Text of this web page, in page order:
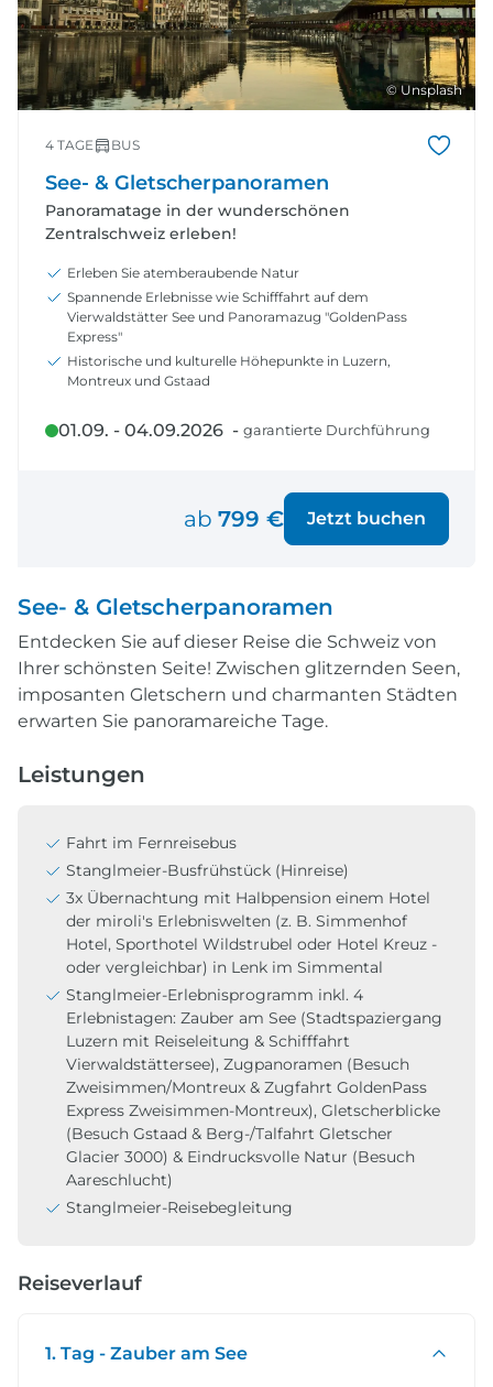
© Unsplash
4 TAGE BUS
See- & Gletscherpanoramen
Panoramatage in der wunderschönen
Zentralschweiz erleben!
Erleben Sie atemberaubende Natur
Spannende Erlebnisse wie Schifffahrt auf dem
Vierwaldstätter See und Panoramazug "GoldenPass
Express"
Historische und kulturelle Höhepunkte in Luzern,
Montreux und Gstaad
01.09. - 04.09.2026 - garantierte Durchführung
ab 799 € Jetzt buchen
See- & Gletscherpanoramen
Entdecken Sie auf dieser Reise die Schweiz von
Ihrer schönsten Seite! Zwischen glitzernden Seen,
imposanten Gletschern und charmanten Städten
erwarten Sie panoramareiche Tage.
Leistungen
Fahrt im Fernreisebus
Stanglmeier-Busfrühstück (Hinreise)
3x Übernachtung mit Halbpension einem Hotel
der miroli's Erlebniswelten (z. B. Simmenhof
Hotel, Sporthotel Wildstrubel oder Hotel Kreuz -
oder vergleichbar) in Lenk im Simmental
Stanglmeier-Erlebnisprogramm inkl. 4
Erlebnistagen: Zauber am See (Stadtspaziergang
Luzern mit Reiseleitung & Schifffahrt
Vierwaldstättersee), Zugpanoramen (Besuch
Zweisimmen/Montreux & Zugfahrt GoldenPass
Express Zweisimmen-Montreux), Gletscherblicke
(Besuch Gstaad & Berg-/Talfahrt Gletscher
Glacier 3000) & Eindrucksvolle Natur (Besuch
Aareschlucht)
Stanglmeier-Reisebegleitung
Reiseverlauf
1. Tag - Zauber am See